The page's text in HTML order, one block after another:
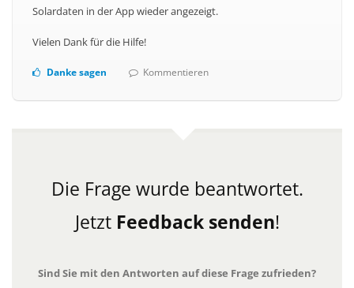
Solardaten in der App wieder angezeigt.
Vielen Dank für die Hilfe!
Danke sagen Kommentieren
Die Frage wurde beantwortet.
Jetzt Feedback senden!
Sind Sie mit den Antworten auf diese Frage zufrieden?